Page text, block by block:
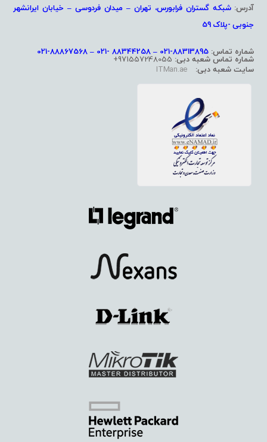
آدرس:شبکه گستران فرابورس، تهران – میدان فردوسی – خیابان ایرانشهر
جنوبی -پلاک 59
شماره تماس: 88313895-021 – 88344258 -021 – 88867568-021
شماره تماس شعبه دبی:
سایت شعبه دبی: ITMan.ae